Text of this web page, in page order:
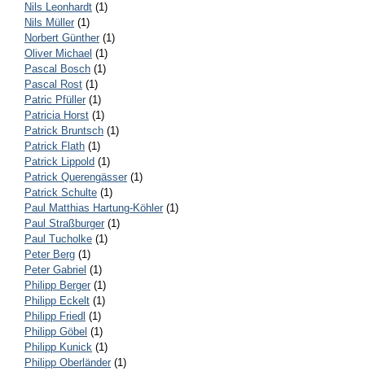
Nils Leonhardt (1)
Nils Müller (1)
Norbert Günther (1)
Oliver Michael (1)
Pascal Bosch (1)
Pascal Rost (1)
Patric Pfüller (1)
Patricia Horst (1)
Patrick Bruntsch (1)
Patrick Flath (1)
Patrick Lippold (1)
Patrick Querengässer (1)
Patrick Schulte (1)
Paul Matthias Hartung-Köhler (1)
Paul Straßburger (1)
Paul Tucholke (1)
Peter Berg (1)
Peter Gabriel (1)
Philipp Berger (1)
Philipp Eckelt (1)
Philipp Friedl (1)
Philipp Göbel (1)
Philipp Kunick (1)
Philipp Oberländer (1)